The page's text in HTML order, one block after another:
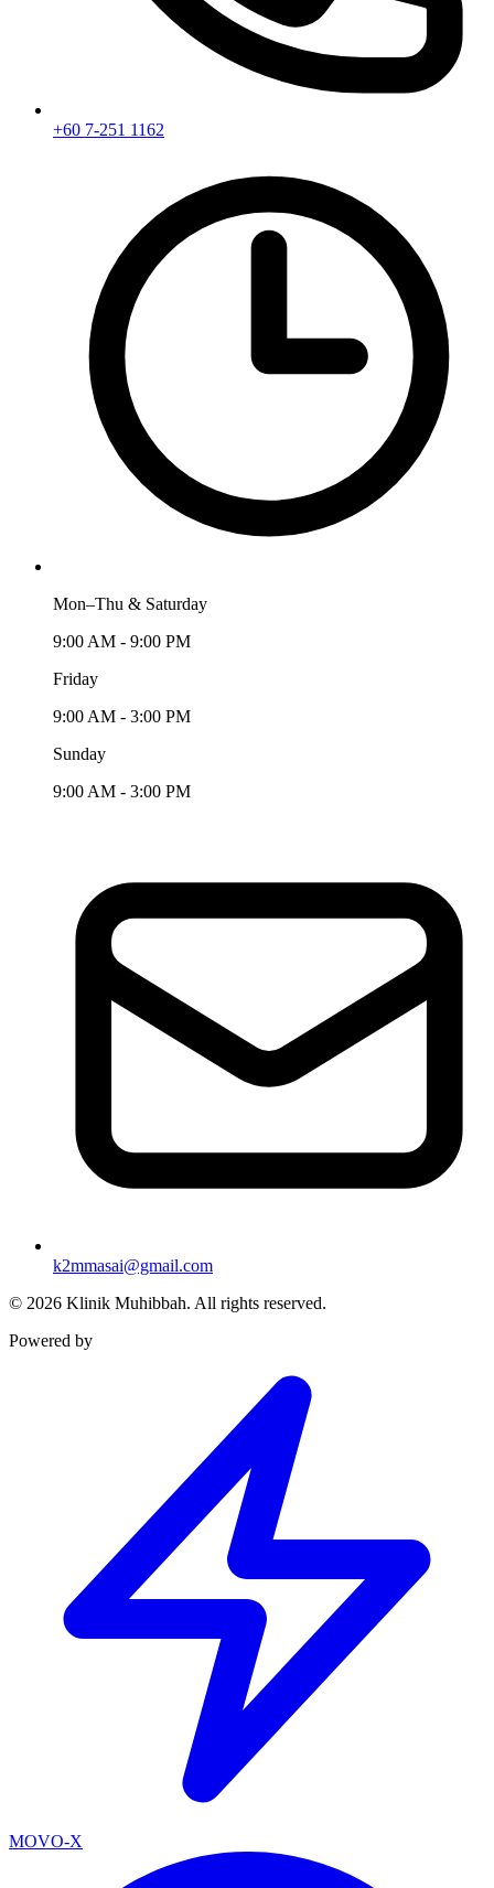
+60 7-251 1162
Mon–Thu & Saturday
9:00 AM - 9:00 PM
Friday
9:00 AM - 3:00 PM
Sunday
9:00 AM - 3:00 PM
k2mmasai@gmail.com
© 2026 Klinik Muhibbah. All rights reserved.
Powered by
MOVO-X